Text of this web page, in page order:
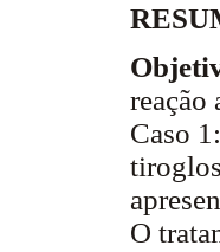
reação
Caso
O